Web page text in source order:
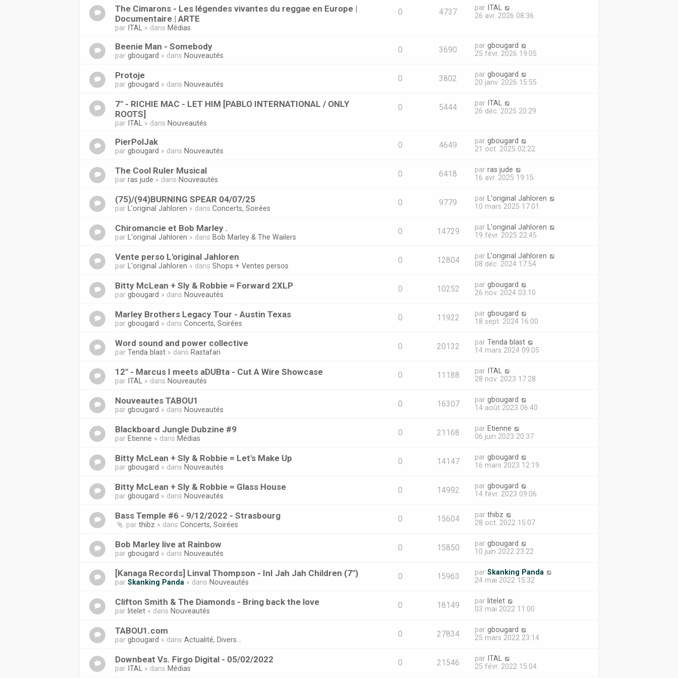
The Cimarons - Les légendes vivantes du reggae en Europe |
Documentaire | ARTE
par ITAL » dans Médias
0 4737 par ITAL
26 avr. 2026 08:36
Beenie Man - Somebody
pargbougard » dans Nouveautés
0 3690 par gbougard
25 févr. 2026 19:05
Protoje
pargbougard » dans Nouveautés
0 3802 par gbougard
20 janv. 2026 15:55
7" - RICHIE MAC - LET HIM [PABLO INTERNATIONAL / ONLY
ROOTS]
par ITAL » dans Nouveautés
0 5444 par ITAL
26 déc. 2025 20:29
PierPolJak
pargbougard » dans Nouveautés
0 4649 par gbougard
21 oct. 2025 02:22
The Cool Ruler Musical
parras jude » dans Nouveautés
0 6418 par ras jude
16 avr. 2025 19:15
(75)/(94)BURNING SPEAR 04/07/25
par L'original Jahloren » dansConcerts, Soirées
0 9779 par
L'original Jahloren
10 mars 2025 17:01
Chiromancie et Bob Marley .
par L'original Jahloren » dans Bob Marley & The Wailers
0 14729 par
L'original Jahloren
19 févr. 2025 22:45
Vente perso L'original Jahloren
par L'original Jahloren » dansShops + Ventes persos
0 12804 par
L'original Jahloren
08 déc. 2024 17:54
Bitty McLean + Sly & Robbie = Forward 2XLP
pargbougard » dans Nouveautés
0 10252 par gbougard
26 nov. 2024 03:10
Marley Brothers Legacy Tour - Austin Texas
pargbougard » dansConcerts, Soirées
0 11922 par gbougard
18 sept. 2024 16:00
Word sound and power collective
parTenda blast » dans Rastafari
0 20132 par Tenda blast
14 mars 2024 09:05
12'' - Marcus I meets aDUBta - Cut A Wire Showcase
par ITAL » dans Nouveautés
0 11188 par ITAL
28 nov. 2023 17:28
Nouveautes TABOU1
pargbougard » dans Nouveautés
0 16307 par gbougard
14 août 2023 06:40
Blackboard Jungle Dubzine #9
par Etienne » dans Médias
0 21168 par Etienne
06 juin 2023 20:37
Bitty McLean + Sly & Robbie = Let's Make Up
pargbougard » dans Nouveautés
0 14147 par gbougard
16 mars 2023 12:19
Bitty McLean + Sly & Robbie = Glass House
pargbougard » dans Nouveautés
0 14992 par gbougard
14 févr. 2023 09:06
Bass Temple #6 - 9/12/2022 - Strasbourg
parthibz » dansConcerts, Soirées
0 15604 par thibz
28 oct. 2022 15:07
Bob Marley live at Rainbow
pargbougard » dans Nouveautés
0 15850 par gbougard
10 juin 2022 23:22
[Kanaga Records] Linval Thompson - InI Jah Jah Children (7")
parSkanking Panda » dans Nouveautés
0 15963 par Skanking Panda
24 mai 2022 15:32
Clifton Smith & The Diamonds - Bring back the love
par litelet » dans Nouveautés
0 18149 par litelet
03 mai 2022 11:00
TABOU1.com
pargbougard » dansActualité, Divers...
0 27834 par gbougard
25 mars 2022 23:14
Downbeat Vs. Firgo Digital - 05/02/2022
par ITAL » dans Médias
0 21546 par ITAL
25 févr. 2022 15:04